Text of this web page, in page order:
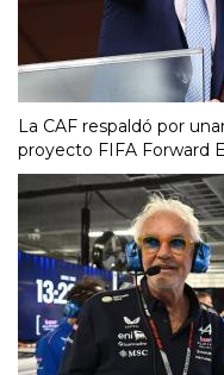
La CAF respaldó por
proyecto FIFA Forward